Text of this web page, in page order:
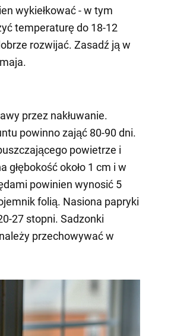
wykiełkować - w tym
temperaturę do 18-12
rozwijać. Zasadź ją w
przez nakłuwanie.
powinno zająć 80-90 dni.
powietrze i
głębokość około 1 cm i w
powinien wynosić 5
folią. Nasiona papryki
27 stopni. Sadzonki
przechowywać w